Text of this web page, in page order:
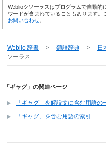
Weblioシソーラスはプログラムで自動的
ワードが含まれていることもあります。
お問い合わせ。
Weblio 辞書 > 類語辞典 > 日
ソーラス
「ギャグ」の関連ページ
「ギャグ」を解説文に含む用語の
「ギャグ」を含む用語の索引